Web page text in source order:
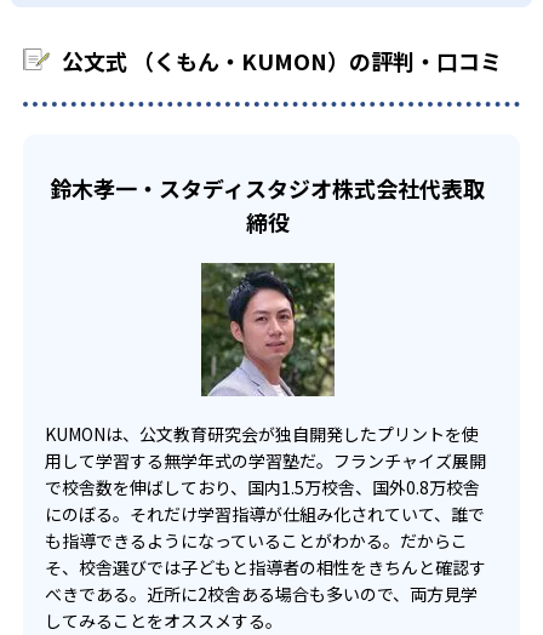
でも週2回受講できる。そのため、部活や他の習い事で忙し
らのオンライン受講と通室を組み合わせることも可能だ。
部活や習い事と両立したい生徒向け
KUMONでは、一人ひとりの学習状況やスケジュールに合わ
宿題の量や進め方に関しては、いつでも気軽に相談可能
だ。
る必要があるだろう。
公文式 （くもん・KUMON）の評判・口コミ
鈴木孝一・スタディスタジオ株式会社代表取
締役
KUMONは、公文教育研究会が独自開発したプリントを使
用して学習する無学年式の学習塾だ。フランチャイズ展開
で校舎数を伸ばしており、国内1.5万校舎、国外0.8万校舎
にのぼる。それだけ学習指導が仕組み化されていて、誰で
も指導できるようになっていることがわかる。だからこ
そ、校舎選びでは子どもと指導者の相性をきちんと確認す
べきである。近所に2校舎ある場合も多いので、両方見学
してみることをオススメする。